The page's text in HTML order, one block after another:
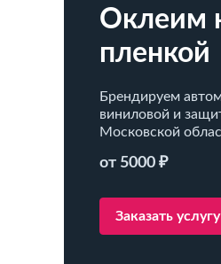
Оклеим
пленкой
Брендируем
виниловой и
Московской
от 5000 ₽
Заказать услугу